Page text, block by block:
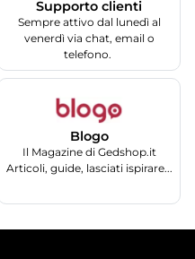
Supporto clienti
Sempre attivo dal lunedì al
venerdì via chat, email o
telefono.
Blogo
Il Magazine di Gedshop.it
Articoli, guide, lasciati ispirare...